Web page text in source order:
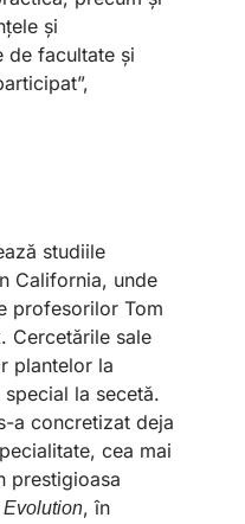
și
de facultate și
studiile
California, unde
profesorilor Tom
Cercetările sale
plantelor la
la secetă.
a concretizat deja
cea mai
prestigioasa
, în